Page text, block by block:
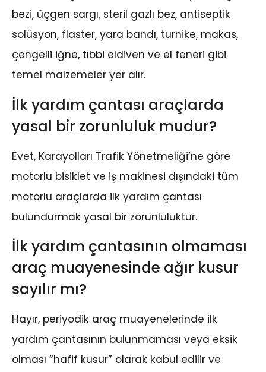
bezi, üçgen sargı, steril gazlı bez, antiseptik
solüsyon, flaster, yara bandı, turnike, makas,
çengelli iğne, tıbbi eldiven ve el feneri gibi
temel malzemeler yer alır.
İlk yardım çantası araçlarda
yasal bir zorunluluk mudur?
Evet, Karayolları Trafik Yönetmeliği’ne göre
motorlu bisiklet ve iş makinesi dışındaki tüm
motorlu araçlarda ilk yardım çantası
bulundurmak yasal bir zorunluluktur.
İlk yardım çantasının olmaması
araç muayenesinde ağır kusur
sayılır mı?
Hayır, periyodik araç muayenelerinde ilk
yardım çantasının bulunmaması veya eksik
olması “hafif kusur” olarak kabul edilir ve